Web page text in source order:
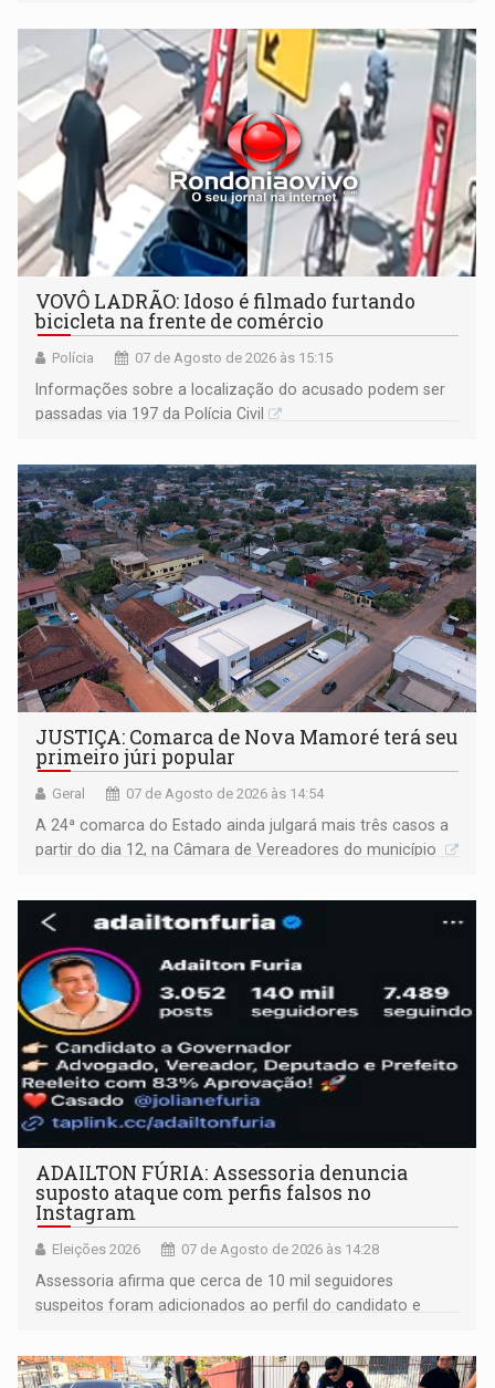
VOVÔ LADRÃO: Idoso é filmado furtando
bicicleta na frente de comércio
Polícia 07 de Agosto de 2026 às 15:15
Informações sobre a localização do acusado podem ser
passadas via 197 da Polícia Civil
JUSTIÇA: Comarca de Nova Mamoré terá seu
primeiro júri popular
Geral 07 de Agosto de 2026 às 14:54
A 24ª comarca do Estado ainda julgará mais três casos a
partir do dia 12, na Câmara de Vereadores do município
ADAILTON FÚRIA: Assessoria denuncia
suposto ataque com perfis falsos no
Instagram
Eleições 2026 07 de Agosto de 2026 às 14:28
Assessoria afirma que cerca de 10 mil seguidores
suspeitos foram adicionados ao perfil do candidato e
remover as contas